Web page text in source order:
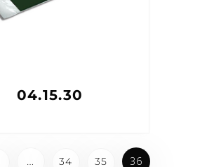
04.15.30
… 34 35 36